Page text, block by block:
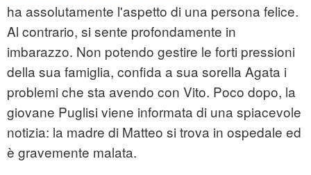
ha assolutamente l'aspetto di una persona felice.
Al contrario, si sente profondamente in
imbarazzo. Non potendo gestire le forti pressioni
della sua famiglia, confida a sua sorella Agata i
problemi che sta avendo con Vito. Poco dopo, la
giovane Puglisi viene informata di una spiacevole
notizia: la madre di Matteo si trova in ospedale ed
è gravemente malata.